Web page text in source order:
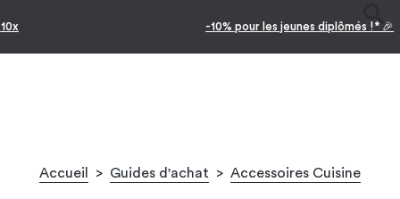
-10% pour les jeunes diplômés !* 🎉
Accueil > Guides d'achat > Accessoires Cuisine